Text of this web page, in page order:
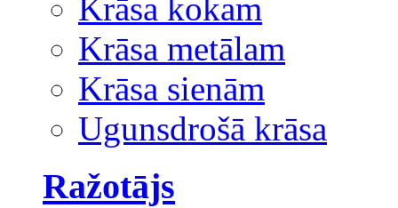
Krāsa kokam
Krāsa metālam
Krāsa sienām
Ugunsdrošā krāsa
Ražotājs